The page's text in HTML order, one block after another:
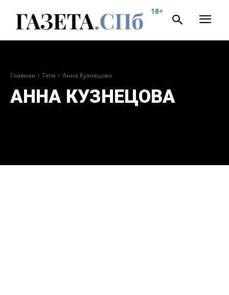
18+
Главная Теги Анна Кузнецова
АННА КУЗНЕЦОВА